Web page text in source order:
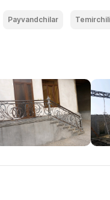
Payvandchilar